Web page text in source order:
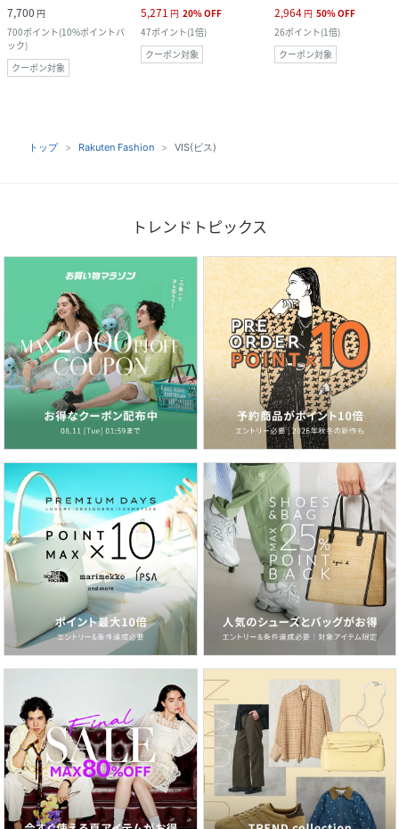
7,700 円
700ポイント(10%ポイントバ
ック)
クーポン対象
5,271 円 20%OFF
47ポイント(1倍)
クーポン対象
2,964 円 50%OFF
26ポイント(1倍)
クーポン対象
トップ Rakuten Fashion VIS(ビス)
トレンドトピックス